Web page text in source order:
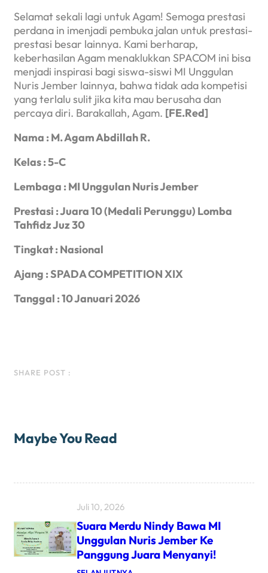
Selamat sekali lagi untuk Agam! Semoga prestasi
perdana in imenjadi pembuka jalan untuk prestasi-
prestasi besar lainnya. Kami berharap,
keberhasilan Agam menaklukkan SPACOM ini bisa
menjadi inspirasi bagi siswa-siswi MI Unggulan
Nuris Jember lainnya, bahwa tidak ada kompetisi
yang terlalu sulit jika kita mau berusaha dan
percaya diri. Barakallah, Agam. [FE.Red]
Nama : M. Agam Abdillah R.
Kelas: 5-C
Lembaga : MI Unggulan Nuris Jember
Prestasi : Juara 10 (Medali Perunggu) Lomba
Tahfidz Juz 30
Tingkat: Nasional
Ajang : SPADA COMPETITION XIX
Tanggal : 10 Januari 2026
SHARE POST :
Maybe You Read
Juli 10, 2026
Suara Merdu Nindy Bawa MI
Unggulan Nuris Jember Ke
Panggung Juara Menyanyi!